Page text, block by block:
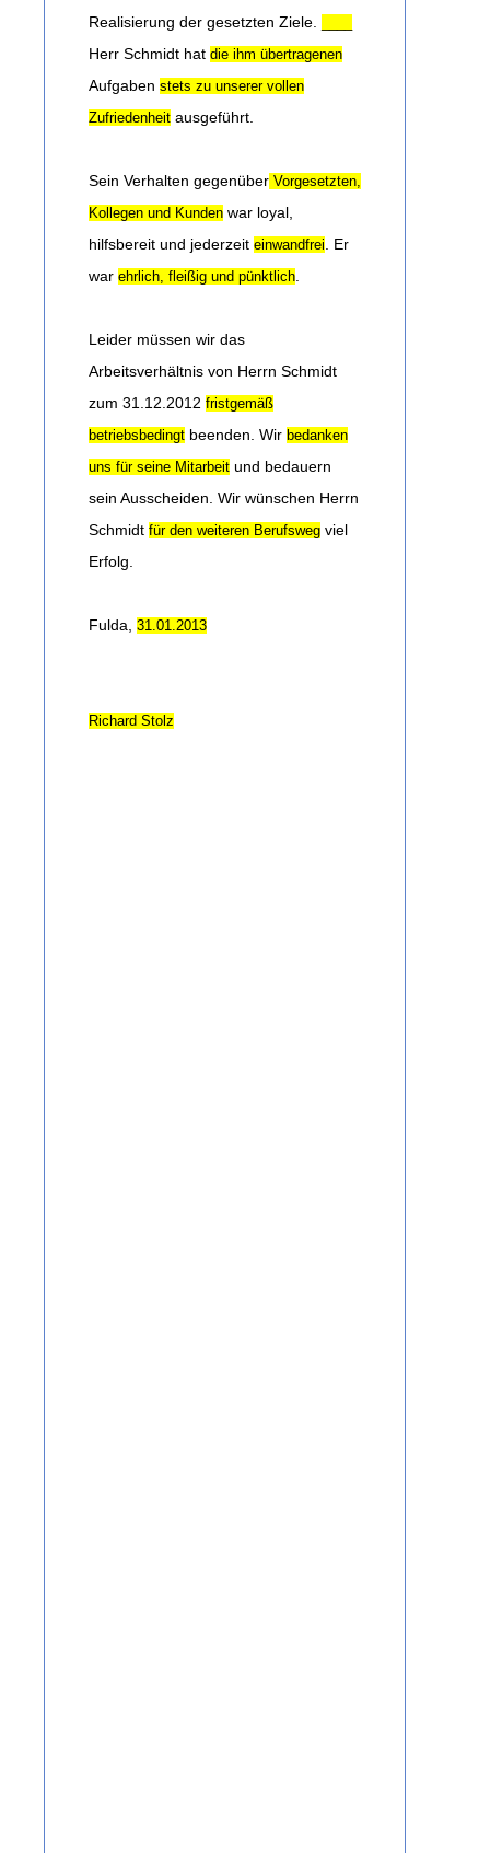
Realisierung der gesetzten Ziele.
Herr Schmidt hat die ihm übertragenen
Aufgaben stets zu unserer vollen
Zufriedenheit ausgeführt.
Sein Verhalten gegenüber Vorgesetzten,
Kollegen und Kunden war loyal,
hilfsbereit und jederzeit einwandfrei . Er
war ehrlich, fleißig und pünktlich
Leider müssen wir das
Arbeitsverhältnis von Herrn Schmidt
zum 31.12.2012 fristgemäß
betriebsbedingt beenden. Wir bedanken
uns für seine Mitarbeit und bedauern
sein Ausscheiden. Wir wünschen Herrn
Schmidt für den weiteren Berufsweg viel
Erfolg.
Fulda, 31.01.2013
Richard Stolz